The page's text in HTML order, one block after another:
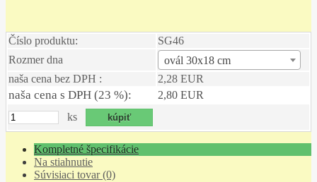
Číslo produktu:
SG46
Rozmer dna
ovál 30x18 cm
naša cena bez DPH :
2,28 EUR
naša cena s DPH (23 %):
2,80 EUR
ks
Kompletné špecifikácie
Na stiahnutie
Súvisiaci tovar (0)